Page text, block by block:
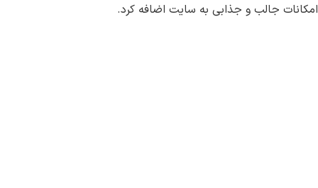
امکانات جالب و جذابی به سایت اضافه کرد.